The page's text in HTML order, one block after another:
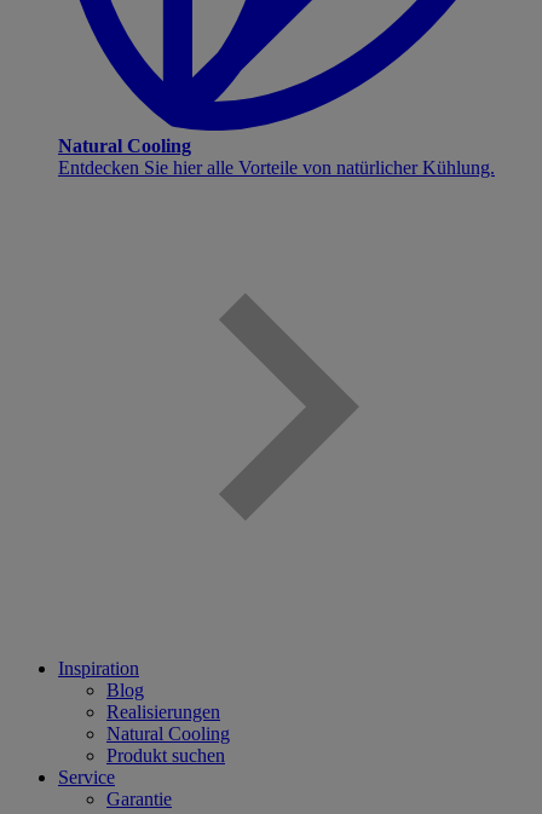
Natural Cooling
Entdecken Sie hier alle Vorteile von natürlicher Kühlung.
Inspiration
Blog
Realisierungen
Natural Cooling
Produkt suchen
Service
Garantie